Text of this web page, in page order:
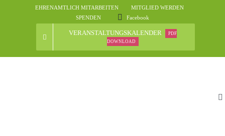
EHRENAMTLICH MITARBEITEN
MITGLIED WERDEN
SPENDEN
Facebook
VERANSTALTUNGSKALENDER
PDF
DOWNLOAD